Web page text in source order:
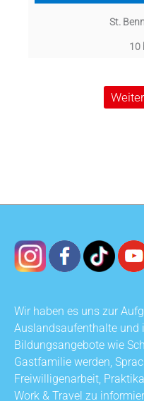
St.
10
Wir haben es uns zur
Auslandsaufenthalte und
Bildungsangebote wie
Gastfamilie werden,
Freiwilligenarbeit,
Work & Travel zu